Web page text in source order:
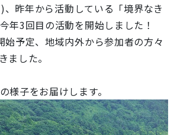
昨年から活動している「境界なき
年3回目の活動を開始しました！
予定、地域内外から参加者の方々
ました。
様子をお届けします。